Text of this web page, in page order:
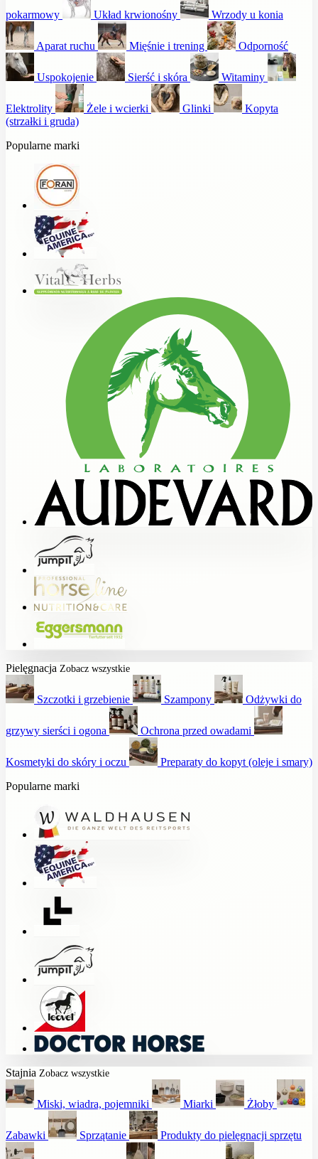
pokarmowy Układ krwionośny Wrzody u konia
Aparat ruchu Mięśnie i trening Odporność
Uspokojenie Sierść i skóra Witaminy
Elektrolity Żele i wcierki Glinki
Kopyta
(strzałki i gruda)
Popularne marki
Pielęgnacja Zobacz wszystkie
Szczotki i grzebienie Szampony Odżywki do
grzywy sierści i ogona Ochrona przed owadami
Kosmetyki do skóry i oczu
Preparaty do kopyt (oleje i smary)
Popularne marki
Stajnia Zobacz wszystkie
Miski, wiadra, pojemniki Miarki Żłoby
Zabawki Sprzątanie Produkty do pielęgnacji sprzętu